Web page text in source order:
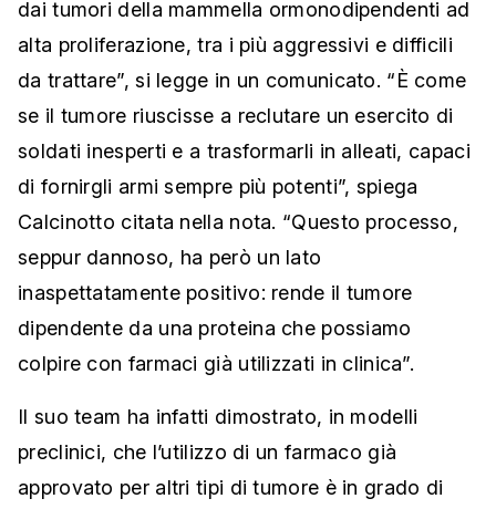
dai tumori della mammella ormonodipendenti ad
alta proliferazione, tra i più aggressivi e difficili
da trattare”, si legge in un comunicato. “È come
se il tumore riuscisse a reclutare un esercito di
soldati inesperti e a trasformarli in alleati, capaci
di fornirgli armi sempre più potenti”, spiega
Calcinotto citata nella nota. “Questo processo,
seppur dannoso, ha però un lato
inaspettatamente positivo: rende il tumore
dipendente da una proteina che possiamo
colpire con farmaci già utilizzati in clinica”.
Il suo team ha infatti dimostrato, in modelli
preclinici, che l’utilizzo di un farmaco già
approvato per altri tipi di tumore è in grado di